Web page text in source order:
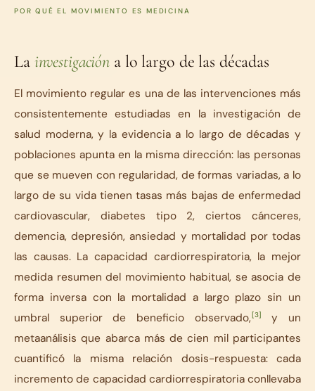
POR QUÉ EL MOVIMIENTO ES MEDICINA
La investigación a lo largo de las décadas
El movimiento regular es una de las intervenciones más
consistentemente estudiadas en la investigación de
salud moderna, y la evidencia a lo largo de décadas y
poblaciones apunta en la misma dirección: las personas
que se mueven con regularidad, de formas variadas, a lo
largo de su vida tienen tasas más bajas de enfermedad
cardiovascular, diabetes tipo 2, ciertos cánceres,
demencia, depresión, ansiedad y mortalidad por todas
las causas. La capacidad cardiorrespiratoria, la mejor
medida resumen del movimiento habitual, se asocia de
forma inversa con la mortalidad a largo plazo sin un
umbral superior de beneficio observado,[3]
y un
metaanálisis que abarca más de cien mil participantes
cuantificó la misma relación dosis-respuesta: cada
incremento de capacidad cardiorrespiratoria conllevaba